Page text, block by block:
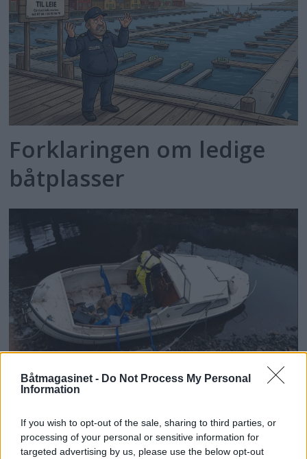
Båtmagasinet - Do Not Process My Personal
Information
If you wish to opt-out of the sale, sharing to third parties, or
processing of your personal or sensitive information for
targeted advertising by us, please use the below opt-out
Forklaringen om ledige
båtplasser
Får vi miljøavgift på
båter?